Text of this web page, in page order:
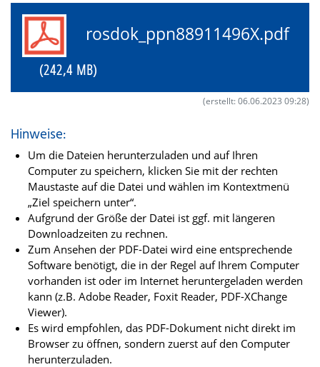
rosdok_ppn88911496X.pdf
(242,4 MB)
(erstellt: 06.06.2023 09:28)
Hinweise:
Um die Dateien herunterzuladen und auf Ihren
Computer zu speichern, klicken Sie mit der rechten
Maustaste auf die Datei und wählen im Kontextmenü
„Ziel speichern unter“.
Aufgrund der Größe der Datei ist ggf. mit längeren
Downloadzeiten zu rechnen.
Zum Ansehen der PDF-Datei wird eine entsprechende
Software benötigt, die in der Regel auf Ihrem Computer
vorhanden ist oder im Internet heruntergeladen werden
kann (z.B. Adobe Reader, Foxit Reader, PDF-XChange
Viewer).
Es wird empfohlen, das PDF-Dokument nicht direkt im
Browser zu öffnen, sondern zuerst auf den Computer
herunterzuladen.